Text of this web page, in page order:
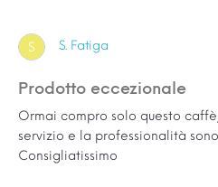
S S. Fatiga
Prodotto eccezionale
Ormai compro solo questo
servizio e la professionalità
Consigliatissimo